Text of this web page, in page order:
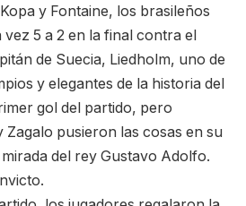
y Fontaine, los brasileños
5 a 2 en la final contra el
de Suecia, Liedholm, uno de
y elegantes de la historia del
gol del partido, pero
Zagalo pusieron las cosas en su
del rey Gustavo Adolfo.